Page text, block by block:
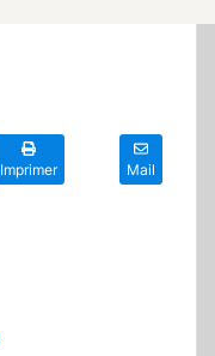
Imprimer Mail